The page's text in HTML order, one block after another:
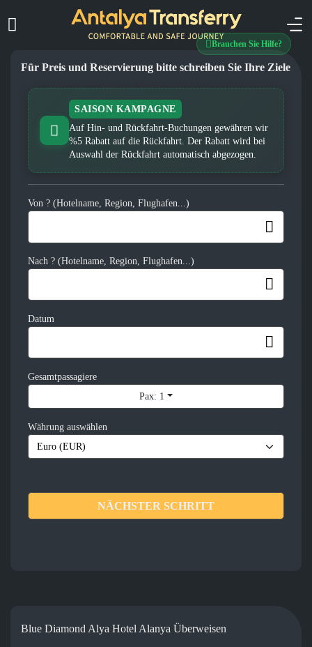
Brauchen Sie Hilfe?
Für Preis und Reservierung bitte schreiben Sie Ihre Ziele
SAISON KAMPAGNE
Auf Hin- und Rückfahrt-Buchungen gewähren wir
%5 Rabatt auf die Rückfahrt. Der Rabatt wird bei
Auswahl der Rückfahrt automatisch abgezogen.
Von ? (Hotelname, Region, Flughafen...)
Nach ? (Hotelname, Region, Flughafen...)
Datum
Gesamtpassagiere
Pax: 1
Währung auswählen
NÄCHSTER SCHRITT
Blue Diamond Alya Hotel Alanya Überweisen